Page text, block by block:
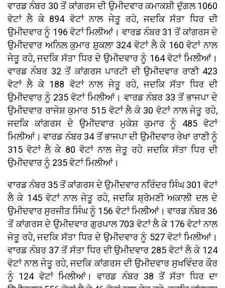
ਵਾਰਡ ਨੰਬਰ 30 ਤੋਂ ਕਾਂਗਰਸ ਦੀ ਉਮੀਦਵਾਰ ਕਮਾਕਸ਼ੀ ਦੁੱਗਲ 1060
ਵੋਟਾਂ ਲੈ ਕੇ 894 ਵੋਟਾਂ ਨਾਲ ਜੇਤੂ ਰਹੇ, ਜਦਕਿ ਸੱਤਾ ਧਿਰ ਦੀ
ਉਮੀਦਵਾਰ ਨੂੰ 196 ਵੋਟਾਂ ਮਿਲੀਆਂ। ਵਾਰਡ ਨੰਬਰ 31 ਤੋਂ ਕਾਂਗਰਸ ਦੇ
ਉਮੀਦਵਾਰ ਅਨਿਲ ਕੁਮਾਰ ਸ਼ੁਕਲਾ 324 ਵੋਟਾਂ ਲੈ ਕੇ 160 ਵੋਟਾਂ ਨਾਲ
ਜੇਤੂ ਰਹੇ, ਜਦਕਿ ਸੱਤਾ ਧਿਰ ਦੇ ਉਮੀਦਵਾਰ ਨੂੰ 164 ਵੋਟਾਂ ਮਿਲੀਆਂ।
ਵਾਰਡ ਨੰਬਰ 32 ਤੋਂ ਕਾਂਗਰਸ ਪਾਰਟੀ ਦੀ ਉਮੀਦਵਾਰ ਰਾਣੀ 423
ਵੋਟਾਂ ਲੈ ਕੇ 188 ਵੋਟਾਂ ਨਾਲ ਜੇਤੂ ਰਹੇ, ਜਦਕਿ ਸੱਤਾ ਧਿਰ ਦੀ
ਉਮੀਦਵਾਰ ਨੂੰ 235 ਵੋਟਾਂ ਮਿਲੀਆਂ। ਵਾਰਡ ਨੰਬਰ 33 ਤੋਂ ਭਾਜਪਾ ਦੇ
ਉਮੀਦਵਾਰ ਰਾਜੇਸ਼ ਕੁਮਾਰ 515 ਵੋਟਾਂ ਲੈ ਕੇ 30 ਵੋਟਾਂ ਨਾਲ ਜੇਤੂ ਰਹੇ,
ਜਦਕਿ ਕਾਂਗਰਸ ਦੇ ਉਮੀਦਵਾਰ ਮੁਕੇਸ਼ ਕੁਮਾਰ ਨੂੰ 485 ਵੋਟਾਂ
ਮਿਲੀਆਂ। ਵਾਰਡ ਨੰਬਰ 34 ਤੋਂ ਭਾਜਪਾ ਦੀ ਉਮੀਦਵਾਰ ਰੇਖਾ ਰਾਣੀ ਨੂੰ
315 ਵੋਟਾਂ ਲੈ ਕੇ 80 ਵੋਟਾਂ ਨਾਲ ਜੇਤੂ ਰਹੇ ਜਦਕਿ ਸੱਤਾ ਧਿਰ ਦੀ
ਉਮੀਦਵਾਰ ਨੂੰ 235 ਵੋਟਾਂ ਮਿਲੀਆਂ।
ਵਾਰਡ ਨੰਬਰ 35 ਤੋਂ ਕਾਂਗਰਸ ਦੇ ਉਮੀਦਵਾਰ ਨਰਿੰਦਰ ਸਿੰਘ 301 ਵੋਟਾਂ
ਲੈ ਕੇ 145 ਵੋਟਾਂ ਨਾਲ ਜੇਤੂ ਰਹੇ, ਜਦਕਿ ਸ਼੍ਰੋਮਣੀ ਅਕਾਲੀ ਦਲ ਦੇ
ਉਮੀਦਵਾਰ ਸੁਰਜੀਤ ਸਿੰਘ ਨੂੰ 156 ਵੋਟਾਂ ਮਿਲੀਆਂ। ਵਾਰਡ ਨੰਬਰ 36
ਤੋਂ ਕਾਂਗਰਸ ਦੇ ਉਮੀਦਵਾਰ ਗੁਰਪਾਲ 703 ਵੋਟਾਂ ਲੈ ਕੇ 176 ਵੋਟਾਂ ਨਾਲ
ਜੇਤੂ ਰਹੇ, ਜਦਕਿ ਸੱਤਾ ਧਿਰ ਦੇ ਉਮੀਦਵਾਰ ਨੂੰ 527 ਵੋਟਾਂ ਮਿਲੀਆਂ।
ਵਾਰਡ ਨੰਬਰ 37 ਤੋਂ ਸੱਤਾ ਧਿਰ ਦੀ ਉਮੀਦਵਾਰ 285 ਵੋਟਾਂ ਲੈ ਕੇ 124
ਵੋਟਾਂ ਨਾਲ ਜੇਤੂ ਰਹੇ, ਜਦਕਿ ਕਾਂਗਰਸ ਦੀ ਉਮੀਦਵਾਰ ਸੁਖਵਿੰਦਰ ਕੌਰ
ਨੂੰ 124 ਵੋਟਾਂ ਮਿਲੀਆਂ। ਵਾਰਡ ਨੰਬਰ 38 ਤੋਂ ਸੱਤਾ ਧਿਰ ਦਾ